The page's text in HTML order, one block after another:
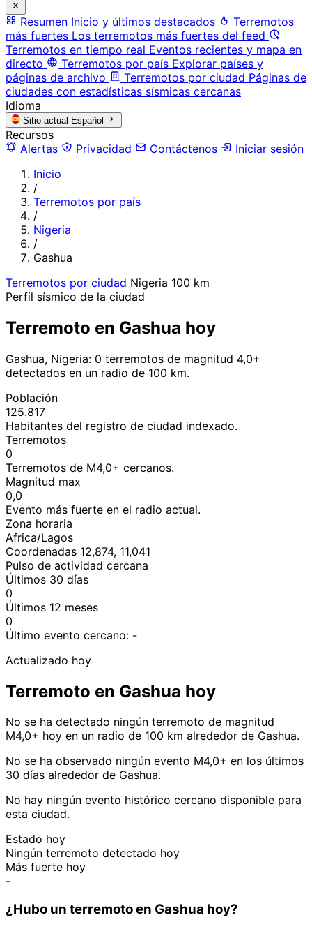
Resumen Inicio y últimos destacados
Terremotos
más fuertes Los terremotos más fuertes del feed
Terremotos en tiempo real Eventos recientes y mapa en
directo
Terremotos por país Explorar países y
páginas de archivo
Terremotos por ciudad Páginas de
ciudades con estadísticas sísmicas cercanas
Idioma
Sitio actual Español
Recursos
Alertas
Privacidad Contáctenos
Iniciar sesión
Inicio
/
Terremotos por país
/
Nigeria
/
Gashua
Terremotos por ciudad Nigeria 100 km
Perfil sísmico de la ciudad
Terremoto en Gashua hoy
Gashua, Nigeria: 0 terremotos de magnitud 4,0+
detectados en un radio de 100 km.
Población
125.817
Habitantes del registro de ciudad indexado.
Terremotos
0
Terremotos de M4,0+ cercanos.
Magnitud max
0,0
Evento más fuerte en el radio actual.
Zona horaria
Africa/Lagos
Coordenadas 12,874, 11,041
Pulso de actividad cercana
Últimos 30 días
0
Últimos 12 meses
0
Último evento cercano: -
Actualizado hoy
Terremoto en Gashua hoy
No se ha detectado ningún terremoto de magnitud
M4,0+ hoy en un radio de 100 km alrededor de Gashua.
No se ha observado ningún evento M4,0+ en los últimos
30 días alrededor de Gashua.
No hay ningún evento histórico cercano disponible para
esta ciudad.
Estado hoy
Ningún terremoto detectado hoy
Más fuerte hoy
-
¿Hubo un terremoto en Gashua hoy?